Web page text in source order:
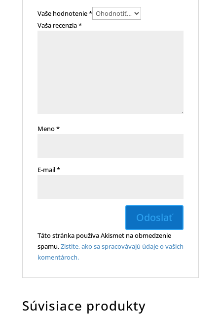
Vaše hodnotenie*
Vaša recenzia*
Meno*
E-mail*
Táto stránka používa Akismet na obmedzenie
spamu.Zistite, ako sa spracovávajú údaje o vašich
komentároch.
Súvisiace produkty